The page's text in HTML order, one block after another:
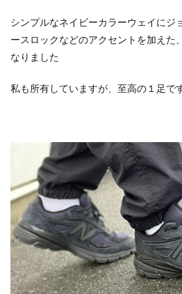
シンプルなネイビーカラーウェイにジ
ースロックなどのアクセントを加えた
なりました
私も所有していますが、至高の１足で